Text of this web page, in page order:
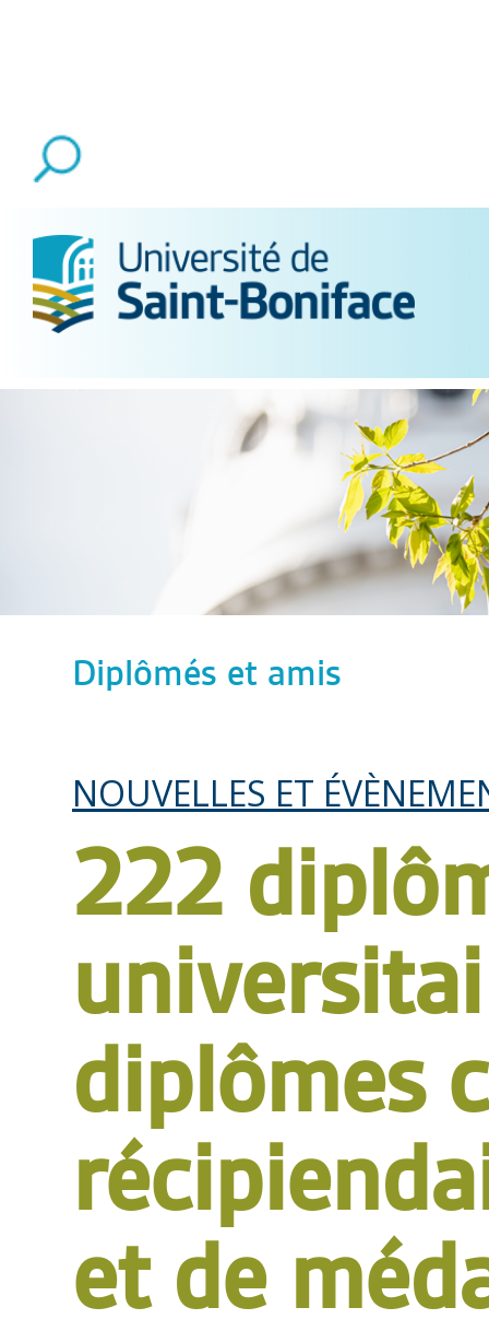
Diplômés et amis
NOUVELLES ET
222
diplômes
et de